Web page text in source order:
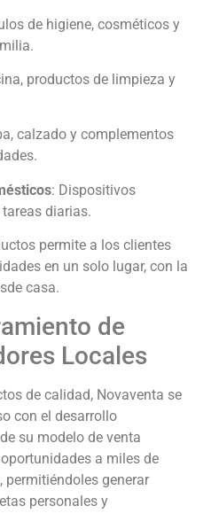
de higiene, cosméticos y
productos de limpieza y
calzado y complementos
: Dispositivos
diarias.
permite a los clientes
en un solo lugar, con la
casa.
de
Locales
de calidad, Novaventa se
con el desarrollo
su modelo de venta
a miles de
permitiéndoles generar
personales y